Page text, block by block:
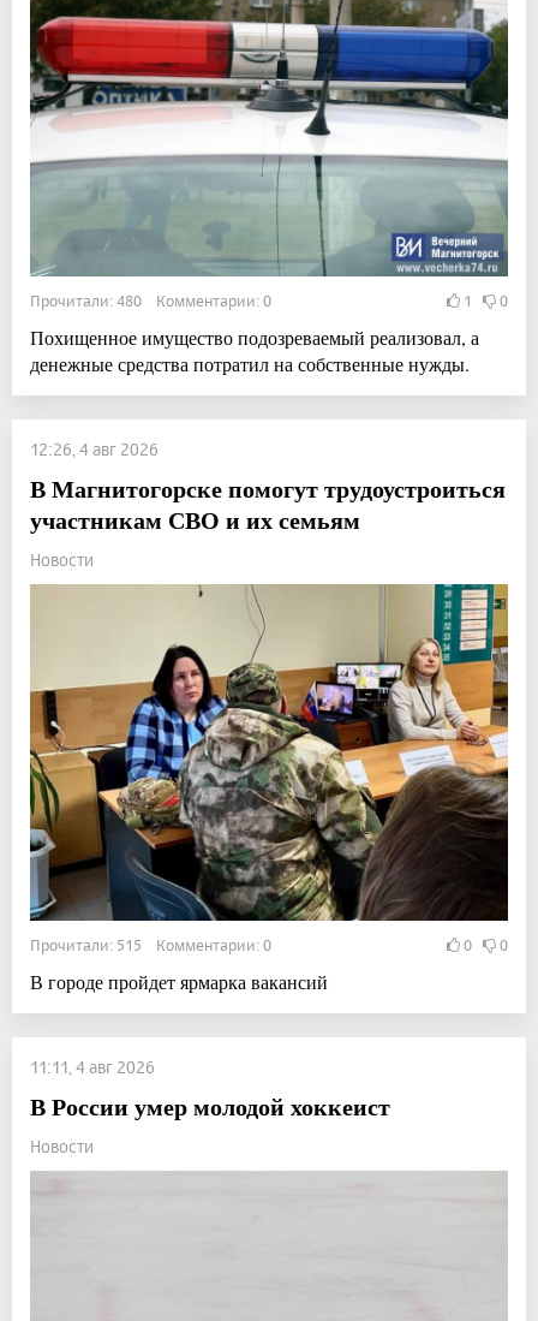
Прочитали: 480 Комментарии: 0 1 0
Похищенное имущество подозреваемый реализовал, а
денежные средства потратил на собственные нужды.
12:26, 4 авг 2026
В Магнитогорске помогут трудоустроиться
участникам СВО и их семьям
Новости
Прочитали: 515 Комментарии: 0 0 0
В городе пройдет ярмарка вакансий
11:11, 4 авг 2026
В России умер молодой хоккеист
Новости